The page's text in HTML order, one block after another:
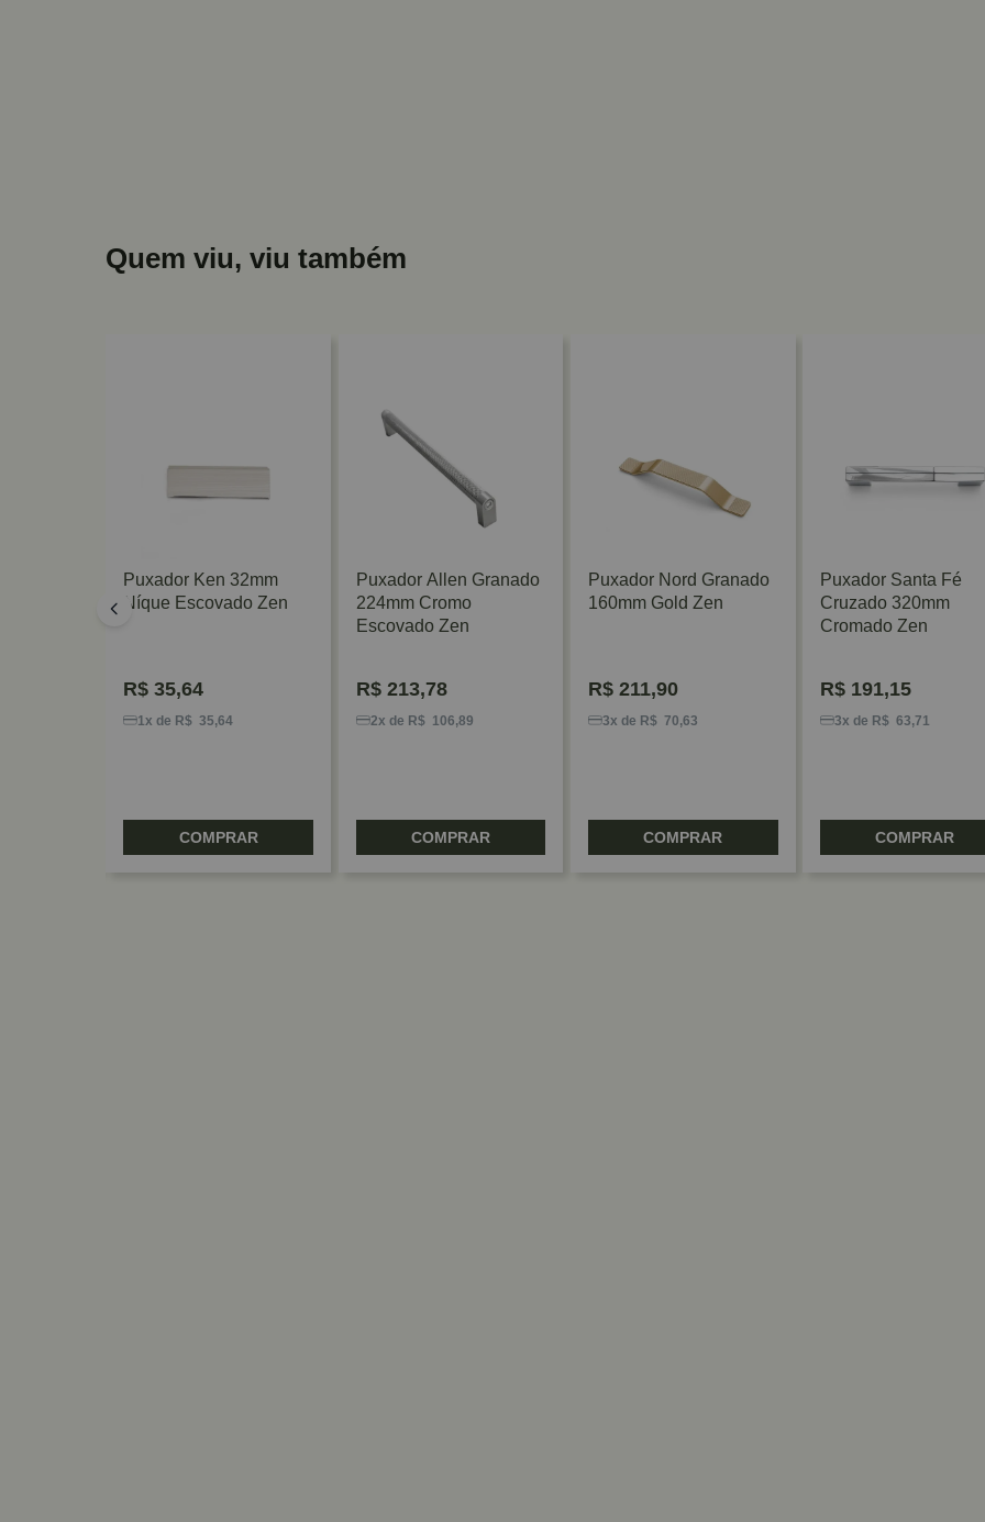
Quem viu, viu também
Puxador Ken 32mm
Níque Escovado Zen
R$ 35,64
1x de R$ 35,64
COMPRAR
Puxador Allen Granado
224mm Cromo
Escovado Zen
R$213,78
2x de R$ 106,89
COMPRAR
Puxador Nord Granado
160mm Gold Zen
R$211,90
3x de R$ 70,63
COMPRAR
Puxador Santa Fé
Cruzado 320mm
Cromado Zen
R$191,15
3x de R$ 63,71
COMPRAR